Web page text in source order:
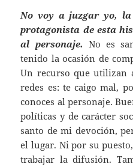
No voy a juzgar yo,
protagonista de esta
al personaje. No es
tenido la ocasión de
Un recurso que utilizan
redes es: te caigo mal,
conoces al personaje.
políticas y de carácter
santo de mi devoción,
el lugar. Ni por su
trabajar la difusión.